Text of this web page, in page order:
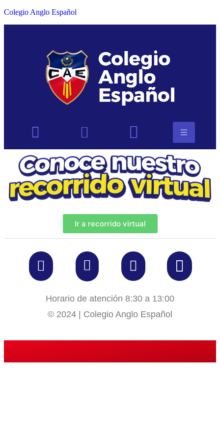
Colegio Anglo Español
Ir a recorrido virtual
Horario de atención 8:30 a 13:00
© 2024 | Colegio Anglo Español